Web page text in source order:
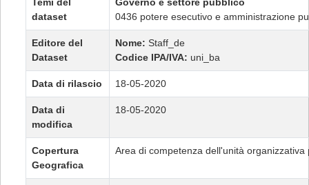
dataset
0436 potere esecutivo e amministrazione
Editore del
Dataset
Nome: Staff_de
Codice IPA/IVA: uni_ba
Data di rilascio 18-05-2020
Data di
modifica
18-05-2020
Copertura
Geografica
Area di competenza dell'unità organizzativa